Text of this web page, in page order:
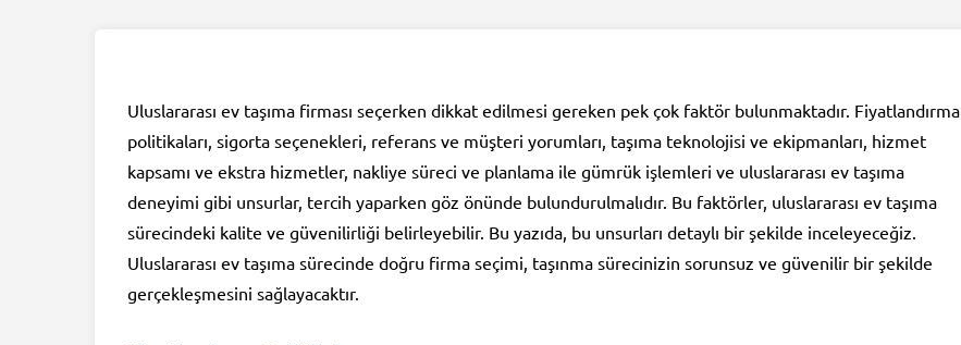
Uluslararası ev taşıma firması seçerken dikkat edilmesi gereken pek çok faktör bulunmaktadır. Fiyatlandırma
politikaları, sigorta seçenekleri, referans ve müşteri yorumları, taşıma teknolojisi ve ekipmanları, hizmet
kapsamı ve ekstra hizmetler, nakliye süreci ve planlama ile gümrük işlemleri ve uluslararası ev taşıma
deneyimi gibi unsurlar, tercih yaparken göz önünde bulundurulmalıdır. Bu faktörler, uluslararası ev taşıma
sürecindeki kalite ve güvenilirliği belirleyebilir. Bu yazıda, bu unsurları detaylı bir şekilde inceleyeceğiz.
Uluslararası ev taşıma sürecinde doğru firma seçimi, taşınma sürecinizin sorunsuz ve güvenilir bir şekilde
gerçekleşmesini sağlayacaktır.